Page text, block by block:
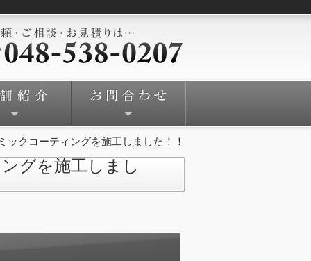
ックコーティングを施工しました！！
グを施工しまし